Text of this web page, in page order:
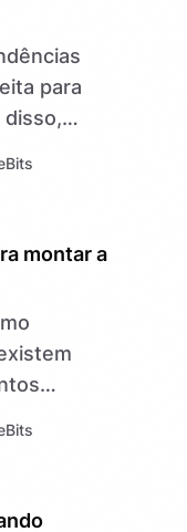
para
tem
montar a
reflexo